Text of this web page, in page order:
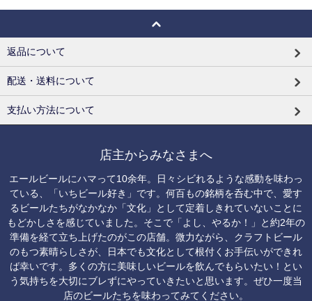
返品について
配送・送料について
支払い方法について
店主からみなさまへ
エールビールにハマって10余年。日々シビれるような感動を味わっ
ている、「いちビール好き」です。何百もの銘柄を呑む中で、愛す
るビールたちがなかなか「文化」として定着しきれていないことに
もどかしさを感じていました。そこで「よし、やるか！」と約2年の
準備を経て立ち上げたのがこの店舗。微力ながら、クラフトビール
のもつ素晴らしさが、日本でも文化として根付くお手伝いができれ
ば幸いです。多くの方に美味しいビールを飲んでもらいたい！とい
う気持ちを大切にブレずにやっていきたいと思います。ぜひ一度当
店のビールたちを味わってみてください。